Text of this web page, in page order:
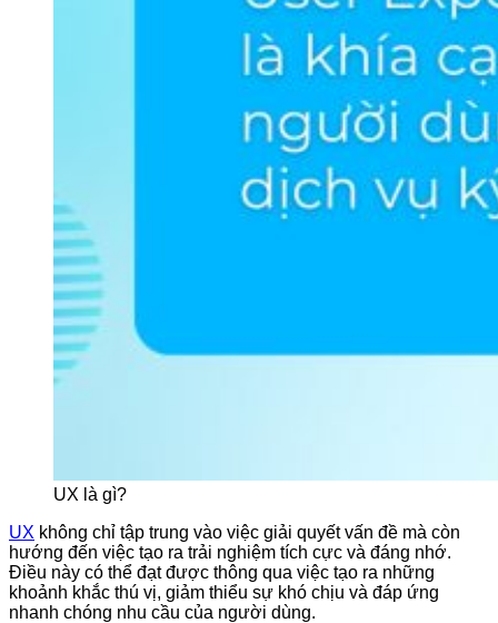
UX là gì?
UX không chỉ tập trung vào việc giải quyết vấn đề mà còn
hướng đến việc tạo ra trải nghiệm tích cực và đáng nhớ.
Điều này có thể đạt được thông qua việc tạo ra những
khoảnh khắc thú vị, giảm thiểu sự khó chịu và đáp ứng
nhanh chóng nhu cầu của người dùng.